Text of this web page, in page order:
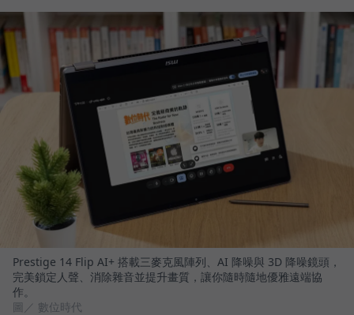
Prestige 14 Flip AI+ 搭載三麥克風陣列、AI 降噪與 3D 降噪鏡頭，
完美鎖定人聲、消除雜音並提升畫質，讓你隨時隨地優雅遠端協
作。
圖／ 數位時代